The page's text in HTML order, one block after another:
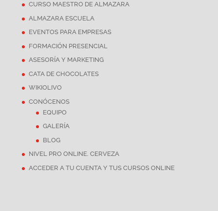
CURSO MAESTRO DE ALMAZARA
ALMAZARA ESCUELA
EVENTOS PARA EMPRESAS
FORMACIÓN PRESENCIAL
ASESORÍA Y MARKETING
CATA DE CHOCOLATES
WIKIOLIVO
CONÓCENOS
EQUIPO
GALERÍA
BLOG
NIVEL PRO ONLINE. CERVEZA
ACCEDER A TU CUENTA Y TUS CURSOS ONLINE